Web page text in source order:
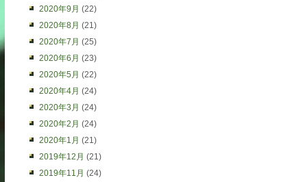
2020年9月 (22)
2020年8月 (21)
2020年7月 (25)
2020年6月 (23)
2020年5月 (22)
2020年4月 (24)
2020年3月 (24)
2020年2月 (24)
2020年1月 (21)
2019年12月 (21)
2019年11月 (24)